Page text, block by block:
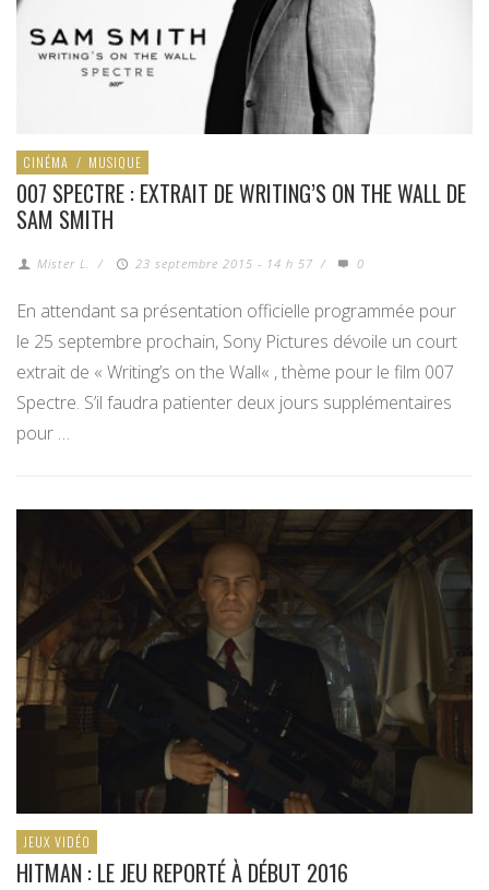
CINÉMA / MUSIQUE
007 SPECTRE : EXTRAIT DE WRITING’S ON THE WALL DE
SAM SMITH
Mister L. / 23 septembre 2015 - 14 h 57 / 0
En attendant sa présentation officielle programmée pour
le 25 septembre prochain, Sony Pictures dévoile un court
extrait de « Writing’s on the Wall« , thème pour le film 007
Spectre. S’il faudra patienter deux jours supplémentaires
pour …
JEUX VIDÉO
HITMAN : LE JEU REPORTÉ À DÉBUT 2016